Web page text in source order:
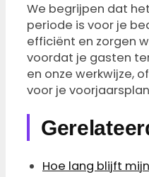
We begrijpen dat
periode is voor je
efficiënt en zorgen
voordat je gasten
en onze werkwijze, of
voor je
Hoe lang blijft